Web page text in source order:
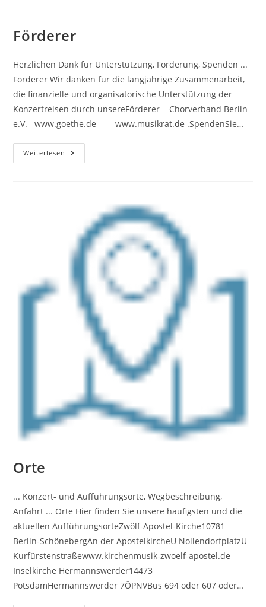
Förderer
Herzlichen Dank für Unterstützung, Förderung, Spenden ...
Förderer Wir danken für die langjährige Zusammenarbeit,
die finanzielle und organisatorische Unterstützung der
Konzertreisen durch unsereFörderer Chorverband Berlin
e.V. www.goethe.de www.musikrat.de .SpendenSie…
Weiterlesen Förderer
Orte
... Konzert- und Aufführungsorte, Wegbeschreibung,
Anfahrt ... Orte Hier finden Sie unsere häufigsten und die
aktuellen AufführungsorteZwölf-Apostel-Kirche10781
Berlin-SchönebergAn der ApostelkircheU NollendorfplatzU
Kurfürstenstraßewww.kirchenmusik-zwoelf-apostel.de
Inselkirche Hermannswerder14473
PotsdamHermannswerder 7ÖPNVBus 694 oder 607 oder…